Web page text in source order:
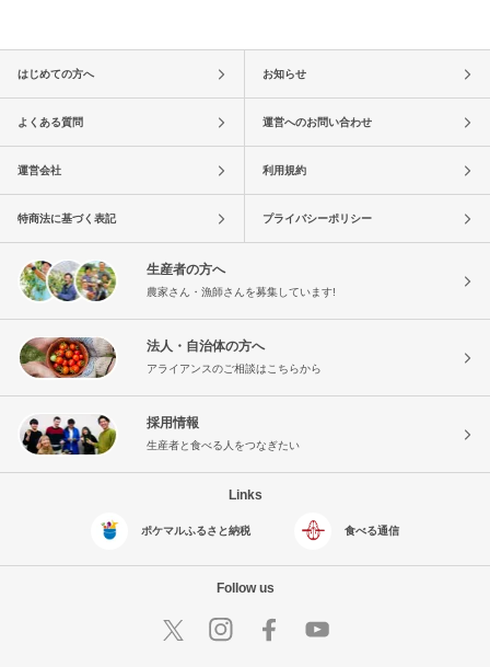
はじめての方へ お知らせ
よくある質問 運営へのお問い合わせ
運営会社 利用規約
特商法に基づく表記 プライバシーポリシー
生産者の方へ
農家さん・漁師さんを募集しています!
法人・自治体の方へ
アライアンスのご相談はこちらから
採用情報
生産者と食べる人をつなぎたい
Links
ポケマルふるさと納税 食べる通信
Follow us